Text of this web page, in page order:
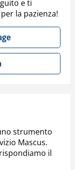
e ti
la pazienza!
strumento
Mascus.
il